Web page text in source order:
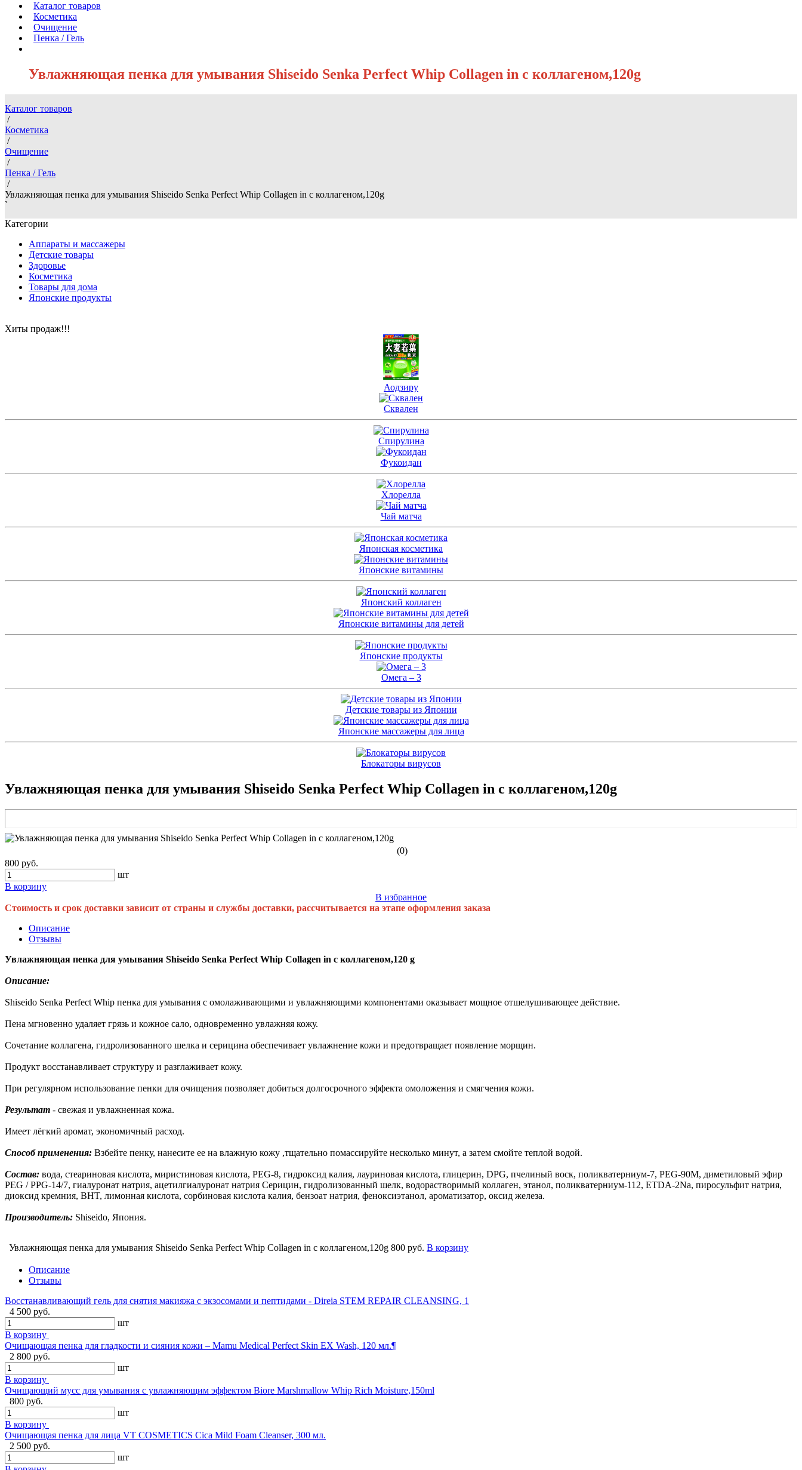
Каталог товаров
Косметика
Очищение
Пенка / Гель
Увлажняющая пенка для умывания Shiseido Senka Perfect Whip Collagen in с коллагеном,120g
Каталог товаров
/
Косметика
/
Очищение
/
Пенка / Гель
/
Увлажняющая пенка для умывания Shiseido Senka Perfect Whip Collagen in с коллагеном,120g
`
Категории
Аппараты и массажеры
Детские товары
Здоровье
Косметика
Товары для дома
Японские продукты
Хиты продаж!!!
Аодзиру
Сквален
Спирулина
Фукоидан
Хлорелла
Чай матча
Японская косметика
Японские витамины
Японский коллаген
Японские витамины для детей
Японские продукты
Омега – 3
Детские товары из Японии
Японские массажеры для лица
Блокаторы вирусов
Увлажняющая пенка для умывания Shiseido Senka Perfect Whip Collagen in с коллагеном,120g
(0)
800 руб.
шт
В корзину
В избранное
Стоимость и срок доставки зависит от страны и службы доставки, рассчитывается на этапе оформления заказа
Описание
Отзывы
Увлажняющая пенка для умывания Shiseido Senka Perfect Whip Collagen in с коллагеном,120 g
Описание:
Shiseido Senka Perfect Whip пенка для умывания с омолаживающими и увлажняющими компонентами оказывает мощное отшелушивающее действие.
Пена мгновенно удаляет грязь и кожное сало, одновременно увлажняя кожу.
Сочетание коллагена, гидролизованного шелка и серицина обеспечивает увлажнение кожи и предотвращает появление морщин.
Продукт восстанавливает структуру и разглаживает кожу.
При регулярном использование пенки для очищения позволяет добиться долгосрочного эффекта омоложения и смягчения кожи.
Результат - свежая и увлажненная кожа.
Имеет лёгкий аромат, экономичный расход.
Способ применения: Взбейте пенку, нанесите ее на влажную кожу ,тщательно помассируйте несколько минут, а затем смойте теплой водой.
Состав: вода, стеариновая кислота, миристиновая кислота, PEG-8, гидроксид калия, лауриновая кислота, глицерин, DPG, пчелиный воск, поликватерниум-7, PEG-90М, диметиловый эфир
PEG / PPG-14/7, гиалуронат натрия, ацетилгиалуронат натрия Серицин, гидролизованный шелк, водорастворимый коллаген, этанол, поликватерниум-112, ETDA-2Na, пиросульфит натрия,
диоксид кремния, BHT, лимонная кислота, сорбиновая кислота калия, бензоат натрия, феноксиэтанол, ароматизатор, оксид железа.
Производитель: Shiseido, Япония.
Увлажняющая пенка для умывания Shiseido Senka Perfect Whip Collagen in с коллагеном,120g 800 руб. В корзину
Описание
Отзывы
Восстанавливающий гель для снятия макияжа с экзосомами и пептидами - Direia STEM REPAIR CLEANSING, 1
4 500 руб.
шт
В корзину
Очищающая пенка для гладкости и сияния кожи – Mamu Medical Perfect Skin EX Wash, 120 мл.¶
2 800 руб.
шт
В корзину
Очищающий мусс для умывания с увлажняющим эффектом Biore Marshmallow Whip Rich Moisture,150ml
800 руб.
шт
В корзину
Очищающая пенка для лица VT COSMETICS Cica Mild Foam Cleanser, 300 мл.
2 500 руб.
шт